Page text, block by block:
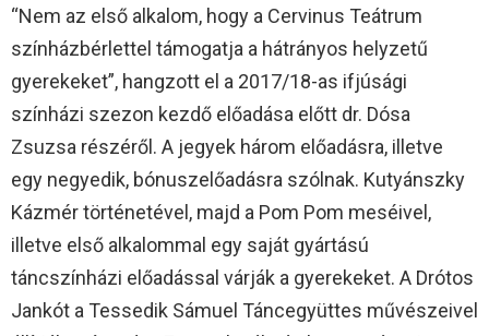
“Nem az első alkalom, hogy a Cervinus Teátrum
színházbérlettel támogatja a hátrányos helyzetű
gyerekeket”, hangzott el a 2017/18-as ifjúsági
színházi szezon kezdő előadása előtt dr. Dósa
Zsuzsa részéről. A jegyek három előadásra, illetve
egy negyedik, bónuszelőadásra szólnak. Kutyánszky
Kázmér történetével, majd a Pom Pom meséivel,
illetve első alkalommal egy saját gyártású
táncszínházi előadással várják a gyerekeket. A Drótos
Jankót a Tessedik Sámuel Táncegyüttes művészeivel